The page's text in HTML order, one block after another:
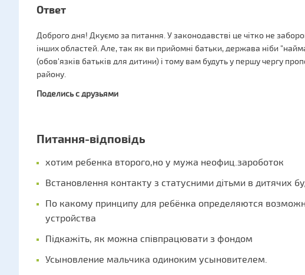
Ответ
Доброго дня! Дкуємо за питання. У законодавстві це чітко не
інших областей. Але, так як ви прийомні батьки, держава ніби
(обов'язків батьків для дитини) і тому вам будуть у першу чергу
району.
Поделись с друзьями
Питання-відповідь
хотим ребенка второго,но у мужа неофиц.зароботок
Встановлення контакту з статусними дітьми в дитячих
По какому принципу для ребёнка определяются
устройства
Підкажіть, як можна співпрацювати з фондом
Усыновление мальчика одиноким усыновителем.